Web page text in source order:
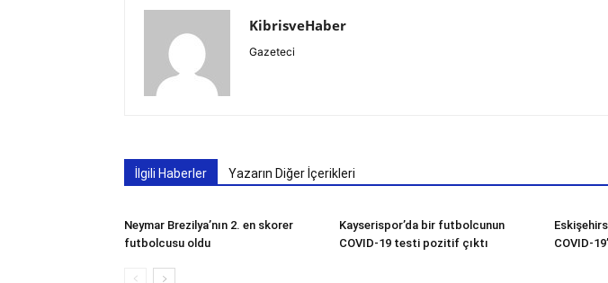
KibrisveHaber
Gazeteci
İlgili Haberler Yazarın Diğer İçerikleri
Neymar Brezilya’nın 2. en skorer
futbolcusu oldu
Kayserispor’da bir futbolcunun
COVID-19 testi pozitif çıktı
COVID-